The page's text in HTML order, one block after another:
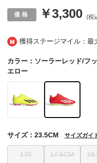
獲得ステージマイル：最
￥3,300 (税
カラー：ソーラーレッド/フ
エロー
170 17.5CM
サイズ：23.5CM サイズガイ